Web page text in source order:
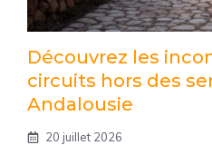
Découvrez les
circuits hors des
Andalousie
20 juillet 2026